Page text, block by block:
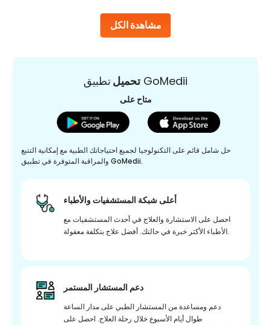
مشاهدة الكل
تحميلتطبيق GoMedii
متاح على
حل شامل قائم على التكنولوجيا لجميع احتياجاتك الطبية مع إمكانية التتبع
والمراقبة المتوفرة في تطبيق GoMedii.
أعلى شبكة المستشفيات والأطباء
احصل على الاستشارة والعلاج في أحدث المستشفيات مع
الأطباء الأكثر خبرة في حالتك. أفضل علاج بتكلفة معقولة.
دعم المستشار المستمر
دعم ومساعدة من المستشار الطبي على مدار الساعة
طوال أيام الأسبوع خلال رحلة العلاج. احصل على